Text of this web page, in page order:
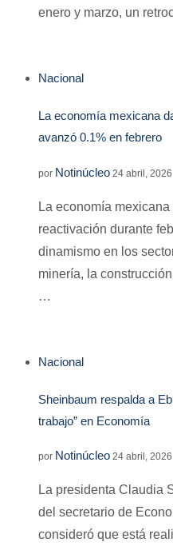
enero y marzo, un
Nacional
La economía mexicana
avanzó 0.1% en febrero
por Notinúcleo 24 abril, 2026
La economía
reactivación durante
dinamismo en los
minería, la
…
Nacional
Sheinbaum respalda a
trabajo” en Economía
por Notinúcleo 24 abril, 2026
La presidenta Claudia
del secretario de
consideró que está